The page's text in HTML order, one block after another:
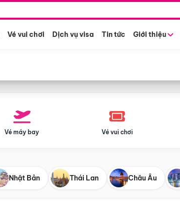
Vé vui chơi Dịch vụ visa Tin tức Giới thiệu
Vé máy bay Vé vui chơi
Nhật Bản Thái Lan Châu Âu